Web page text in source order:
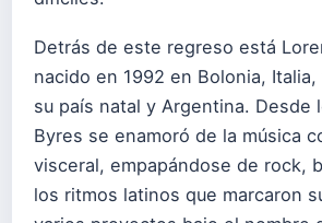
Detrás de este regreso está
nacido en 1992 en Bolonia,
su país natal y Argentina. Desde
Byres se enamoró de la música
visceral, empapándose de rock,
los ritmos latinos que marcaron